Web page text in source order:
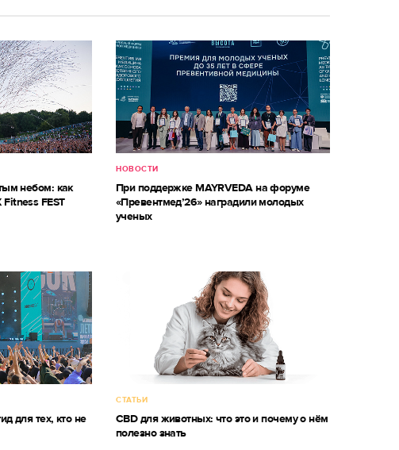
небом: как
FEST
НОВОСТИ
При поддержке MAYRVEDA на форуме
«Превентмед’26» наградили молодых
ученых
для тех, кто не
СТАТЬИ
CBD для животных: что это и почему о нём
полезно знать